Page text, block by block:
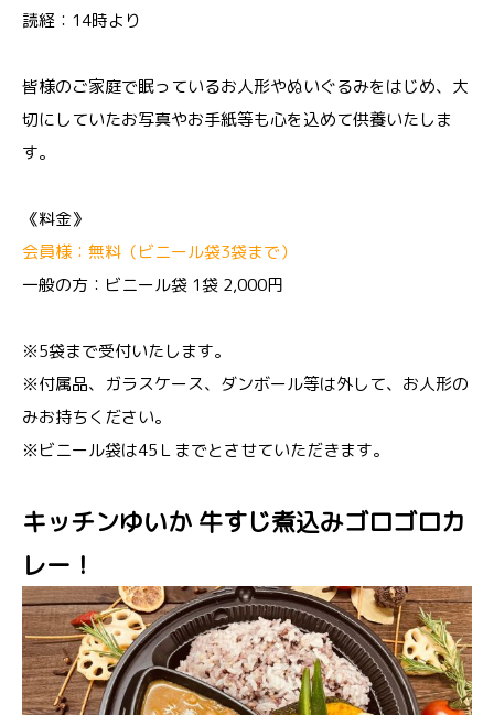
読経：14時より
皆様のご家庭で眠っているお人形やぬいぐるみをはじめ、大
切にしていたお写真やお手紙等も心を込めて供養いたしま
す。
《料金》
会員様：無料（ビニール袋3袋まで）
一般の方：ビニール袋 1袋 2,000円
※5袋まで受付いたします。
※付属品、ガラスケース、ダンボール等は外して、お人形の
みお持ちください。
※ビニール袋は45Ｌまでとさせていただきます。
キッチンゆいか 牛すじ煮込みゴロゴロカ
レー！